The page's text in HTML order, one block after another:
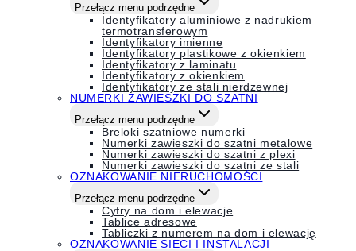
Przełącz menu podrzędne
Identyfikatory aluminiowe z nadrukiem
termotransferowym
Identyfikatory imienne
Identyfikatory plastikowe z okienkiem
Identyfikatory z laminatu
Identyfikatory z okienkiem
Identyfikatory ze stali nierdzewnej
NUMERKI ZAWIESZKI DO SZATNI
Przełącz menu podrzędne
Breloki szatniowe numerki
Numerki zawieszki do szatni metalowe
Numerki zawieszki do szatni z plexi
Numerki zawieszki do szatni ze stali
OZNAKOWANIE NIERUCHOMOŚCI
Przełącz menu podrzędne
Cyfry na dom i elewacje
Tablice adresowe
Tabliczki z numerem na dom i elewację
OZNAKOWANIE SIECI I INSTALACJI